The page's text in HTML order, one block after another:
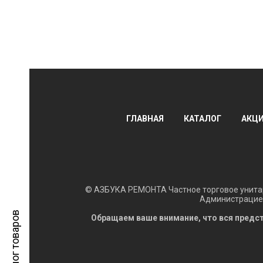
ГЛАВНАЯ КАТАЛОГ
© АЗБУКА РЕМОНТА Частное торговое
Обращаем ваше внимание, что вся